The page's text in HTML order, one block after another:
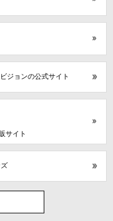
ジョンの公式サイト
サイト